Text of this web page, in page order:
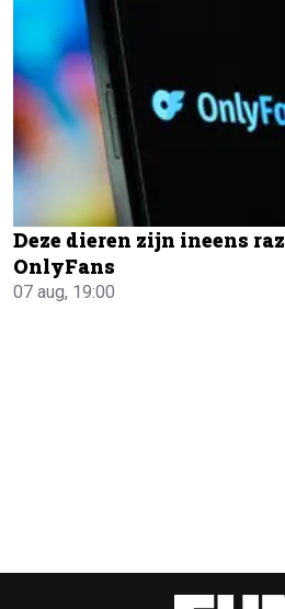
Deze dieren zijn ineens
OnlyFans
07 aug, 19:00